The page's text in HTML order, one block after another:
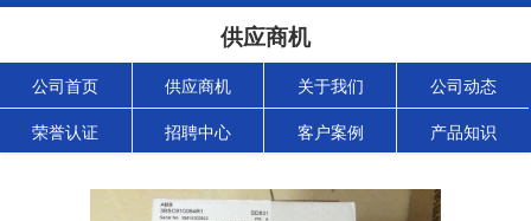
供应商机
公司首页 供应商机 关于我们 公司动态
荣誉认证 招聘中心 客户案例 产品知识